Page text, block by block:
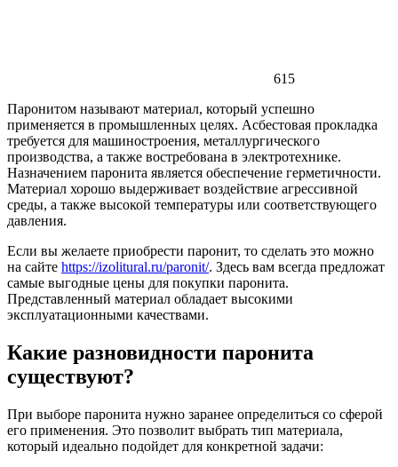
615
Паронитом называют материал, который успешно
применяется в промышленных целях. Асбестовая прокладка
требуется для машиностроения, металлургического
производства, а также востребована в электротехнике.
Назначением паронита является обеспечение герметичности.
Материал хорошо выдерживает воздействие агрессивной
среды, а также высокой температуры или соответствующего
давления.
Если вы желаете приобрести паронит, то сделать это можно
на сайте https://izolitural.ru/paronit/. Здесь вам всегда предложат
самые выгодные цены для покупки паронита.
Представленный материал обладает высокими
эксплуатационными качествами.
Какие разновидности паронита
существуют?
При выборе паронита нужно заранее определиться со сферой
его применения. Это позволит выбрать тип материала,
который идеально подойдет для конкретной задачи: